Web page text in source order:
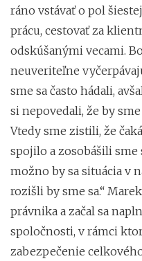
ráno vstávať o pol
prácu, cestovať za
odskúšanými vecami.
neuveriteľne
sme sa často hádali,
si nepovedali, že by
Vtedy sme zistili, že
spojilo a zosobášili sme
možno by sa situácia v
rozišli by sme sa.“
právnika a začal sa
spoločnosti, v rámci
zabezpečenie